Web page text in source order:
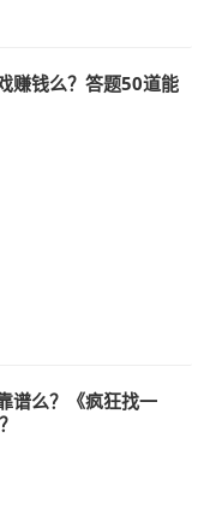
赚钱么？答题50道能
谱么？《疯狂找一